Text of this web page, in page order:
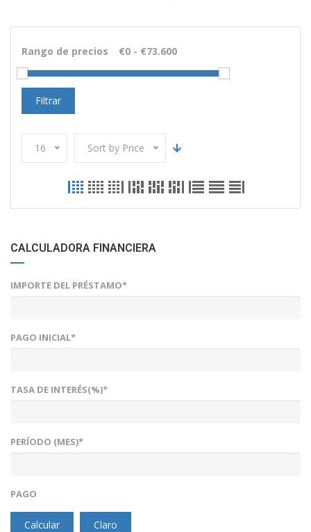
Rango de precios
Filtrar
16 Sort by Price
CALCULADORA FINANCIERA
IMPORTE DEL PRÉSTAMO*
PAGO INICIAL*
TASA DE INTERÉS(%)*
PERÍODO (MES)*
PAGO
Calcular Claro